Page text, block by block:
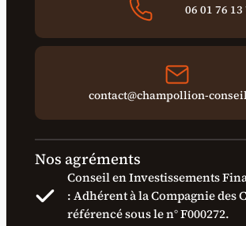
06 01 76 13
contact@champollion-
Nos agréments
Conseil en Investissements
: Adhérent à la Compagnie des
référencé sous le n° F000272.